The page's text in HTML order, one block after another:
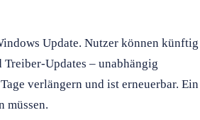
Update. Nutzer können künftig
Updates – unabhängig
verlängern und ist erneuerbar. Ein
müssen.